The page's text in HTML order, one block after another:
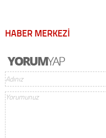
HABER MERKEZİ